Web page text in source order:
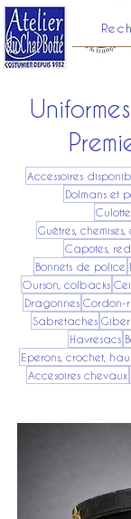
Accessoires
Dolmans et
Guêtres,
Capotes,
Bonnets de police
Ourson, colbacks
Dragonnes Cordon-
Sabretaches
Havresacs
Eperons, crochet,
Accesoires chevaux